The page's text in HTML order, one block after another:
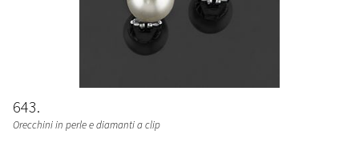
643
Orecchini in perle e diamanti a clip